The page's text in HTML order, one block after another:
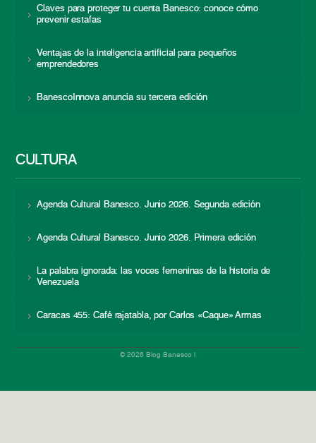
Claves para proteger tu cuenta Banesco: conoce cómo
prevenir estafas
Ventajas de la inteligencia artificial para pequeños
emprendedores
BanescoInnova anuncia su tercera edición
CULTURA
Agenda Cultural Banesco. Junio 2026. Segunda edición
Agenda Cultural Banesco. Junio 2026. Primera edición
La palabra ignorada: las voces femeninas de la historia de
Venezuela
Caracas 455: Café rajatabla, por Carlos «Caque» Armas
© 2026 Blog Banesco |